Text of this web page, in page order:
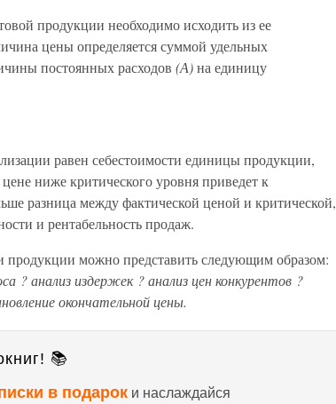
продукции необходимо исходить из ее
цены определяется суммой удельных
постоянных расходов (А)на единицу
равен себестоимости единицы продукции,
ниже критического уровня приведет к
разница между фактической ценой и критической,
и рентабельность продаж.
можно представить следующим образом:
? анализ издержек ? анализ цен конкурентов ?
окончательной цены.
📚
в подарок и наслаждайся